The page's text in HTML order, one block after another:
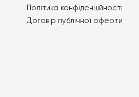
Політика конфіденційності
Договір публічної оферти